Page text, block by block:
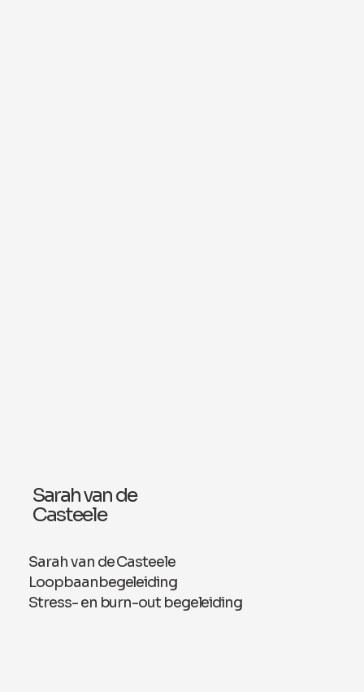
Sarah van de Casteele
Loopbaanbegeleiding
Stress- en burn-out begeleiding
Sarah van de
Casteele